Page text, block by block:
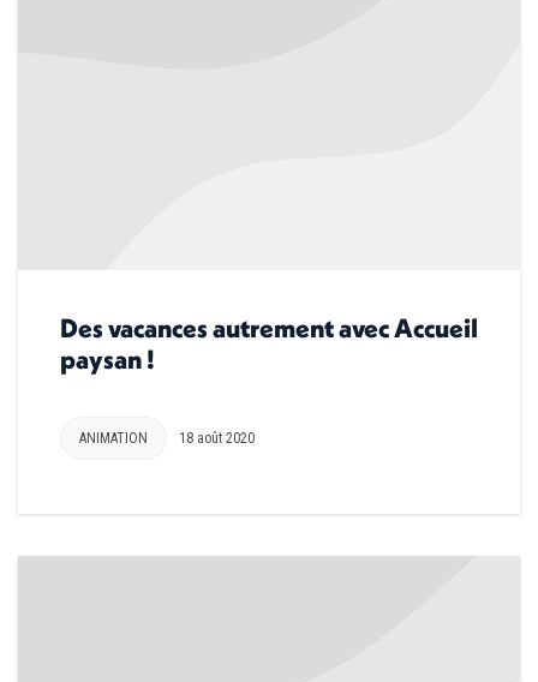
Des vacances autrement avec Accueil
paysan !
ANIMATION 18 août 2020